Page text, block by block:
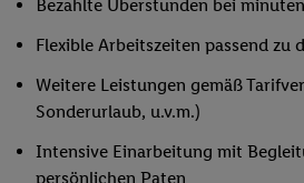
Bezahlte Überstunden bei
Flexible Arbeitszeiten passend zu
Weitere Leistungen gemäß
Sonderurlaub, u.v.m.)
Intensive Einarbeitung mit
persönlichen Paten